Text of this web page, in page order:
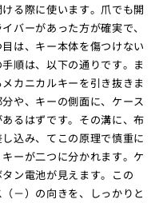
る際に使います。爪でも開
バーがあった方が確実で、
は、キー本体を傷つけない
順は、以下の通りです。ま
カニカルキーを引き抜きま
や、キーの側面に、ケース
るはずです。その溝に、布
込み、てこの原理で慎重に
ーが二つに分かれます。ケ
ン電池が見えます。この
－）の向きを、しっかりと